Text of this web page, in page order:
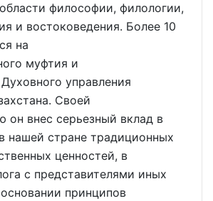
философии, филологии,
и востоковедения. Более 10
на
муфтия и
управления
Своей
он внес серьезный вклад в
нашей стране традиционных
ценностей, в
с представителями иных
принципов